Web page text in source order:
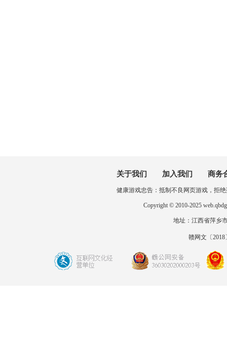
关于我们 加入我们 商务
健康游戏忠告：抵制不良网页游戏，拒
Copyright © 2010-2025
地址：江西省萍乡
赣网文〔2018